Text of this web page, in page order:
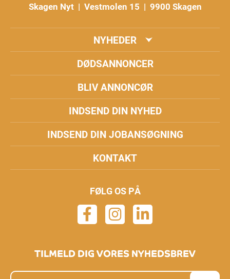
Skagen Nyt | Vestmolen 15 | 9900 Skagen
NYHEDER
DØDSANNONCER
BLIV ANNONCØR
INDSEND DIN NYHED
INDSEND DIN JOBANSØGNING
KONTAKT
FØLG OS PÅ
TILMELD DIG VORES NYHEDSBREV